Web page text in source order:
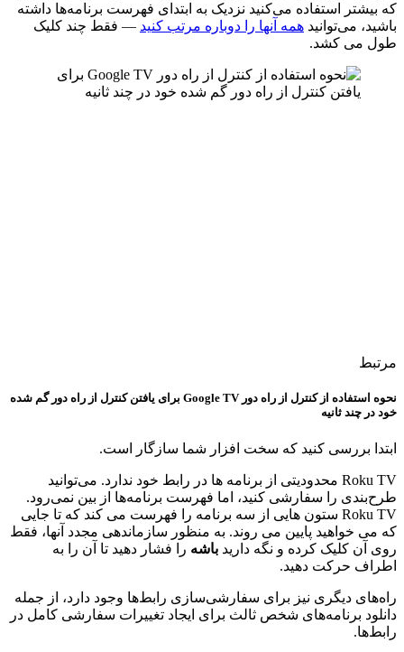
که بیشتر استفاده می‌کنید نزدیک به ابتدای فهرست برنامه‌ها داشته
باشید، می‌توانید همه آنها را دوباره مرتب کنید — فقط چند کلیک
طول می کشد.
مرتبط
نحوه استفاده از کنترل از راه دور Google TV برای یافتن کنترل از راه دور گم شده
خود در چند ثانیه
ابتدا بررسی کنید که سخت افزار شما سازگار است.
Roku TV محدودیتی از برنامه ها در رابط خود ندارد. می‌توانید
طرح‌بندی را سفارشی کنید، اما فهرست برنامه‌ها از بین نمی‌رود.
Roku TV ستون هایی از سه برنامه را فهرست می کند که تا جایی
که می خواهید پایین می روند. به منظور سازماندهی مجدد آنها، فقط
روی آن کلیک کرده و نگه دارید باشه را فشار دهید تا آن را به
اطراف حرکت دهید.
راه‌های دیگری نیز برای سفارشی‌سازی رابط‌ها وجود دارد، از جمله
دانلود برنامه‌های شخص ثالث برای ایجاد تغییرات سفارشی کامل در
رابط‌ها.